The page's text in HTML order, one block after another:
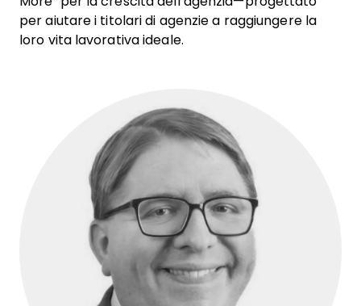
per aiutare i titolari di agenzie a raggiungere la
loro vita lavorativa ideale.